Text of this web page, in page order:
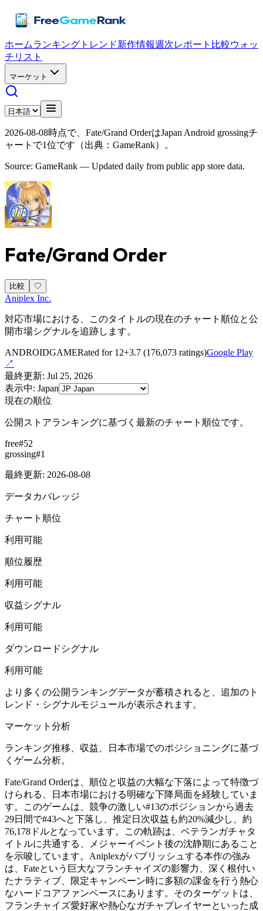
ホームランキング トレンド新作情報週次レポート 比較ウォッ
チリスト
マーケット
2026-08-08時点で、Fate/Grand OrderはJapan Android grossingチ
ャートで1位です（出典：GameRank）。
Source: GameRank — Updated daily from public app store data.
Fate/Grand Order
比較 ♡
Aniplex Inc.
対応市場における、このタイトルの現在のチャート順位と公
開市場シグナルを追跡します。
ANDROIDGAMERated for 12+3.7 (176,073 ratings)Google Play
↗
最終更新: Jul 25, 2026
表示中: Japan
現在の順位
公開ストアランキングに基づく最新のチャート順位です。
free#52
grossing#1
最終更新: 2026-08-08
データカバレッジ
チャート順位
利用可能
順位履歴
利用可能
収益シグナル
利用可能
ダウンロードシグナル
利用可能
より多くの公開ランキングデータが蓄積されると、追加のト
レンド・シグナルモジュールが表示されます。
マーケット分析
ランキング推移、収益、日本市場でのポジショニングに基づ
くゲーム分析。
Fate/Grand Orderは、順位と収益の大幅な下落によって特徴づ
けられる、日本市場における明確な下降局面を経験していま
す。このゲームは、競争の激しい#13のポジションから過去
29日間で#43へと下落し、推定日次収益も約20%減少し、約
76,178ドルとなっています。この軌跡は、ベテランガチャタ
イトルに共通する、メジャーイベント後の沈静期にあること
を示唆しています。Aniplexがパブリッシュする本作の強み
は、Fateという巨大なフランチャイズの影響力、深く根付い
たナラティブ、限定キャンペーン時に多額の課金を行う熱心
なハードコアファンベースにあります。そのターゲットは、
フランチャイズ愛好家や熱心なガチャプレイヤーといった成